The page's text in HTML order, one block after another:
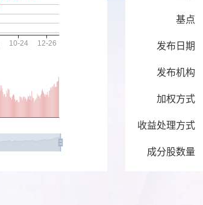
基点
发布日期
发布机构
加权方式
收益处理方式
成分股数量